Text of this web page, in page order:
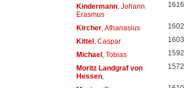
Kindermann, Johann
Erasmus
1616
Kircher, Athanasius 1602
Kittel, Caspar 1603
Michael, Tobias 1592
Moritz Landgraf von
Hessen,
1572